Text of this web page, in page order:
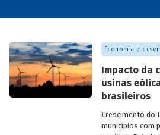
Economia e
Impacto da
usinas
brasileiros
Crescimento do
municípios com